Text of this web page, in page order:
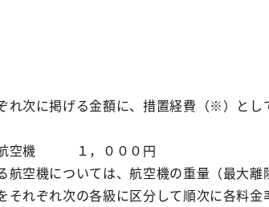
れ次に掲げる金額に、措置経費（※）とし
航空機 １，０００円
空機については、航空機の重量（最大離
それぞれ次の各級に区分して順次に各料金